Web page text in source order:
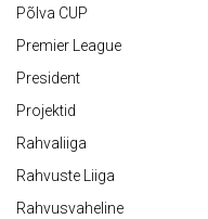
Põlva CUP
Premier League
President
Projektid
Rahvaliiga
Rahvuste Liiga
Rahvusvaheline